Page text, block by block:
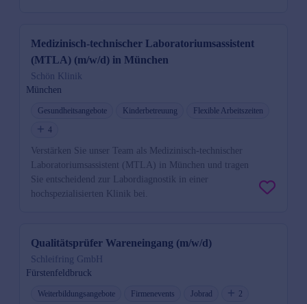
Medizinisch-technischer Laboratoriumsassistent
(MTLA) (m/w/d) in München
Schön Klinik
München
Gesundheitsangebote Kinderbetreuung
Flexible Arbeitszeiten
4
Verstärken Sie unser Team als Medizinisch-technischer
Laboratoriumsassistent (MTLA) in München und tragen
Sie entscheidend zur Labordiagnostik in einer
hochspezialisierten Klinik bei.
Qualitätsprüfer Wareneingang (m/w/d)
Schleifring GmbH
Fürstenfeldbruck
Weiterbildungsangebote Firmenevents Jobrad 2